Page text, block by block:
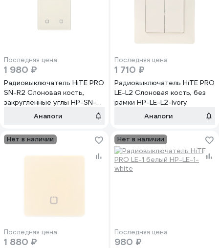
Последняя цена
1 980 ₽
Радиовыключатель HiTE PRO
SN-R2 Слоновая кость,
закругленные углы HP-SN-
Аналоги
Последняя цена
1 710 ₽
Радиовыключатель HiTE PRO
LE-L2 Слоновая кость, без
рамки HP-LE-L2-ivory
Аналоги
Нет в наличии
Последняя цена
1 880 ₽
Нет в наличии
Последняя цена
980 ₽